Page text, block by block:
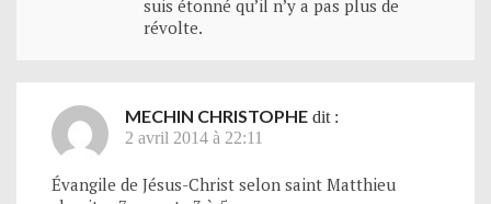
suis étonné qu’il n’y a pas plus de
révolte.
MECHIN CHRISTOPHE dit :
2 avril 2014 à 22:11
Évangile de Jésus-Christ selon saint Matthieu